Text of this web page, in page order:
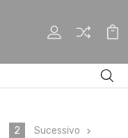
2 Sucessivo